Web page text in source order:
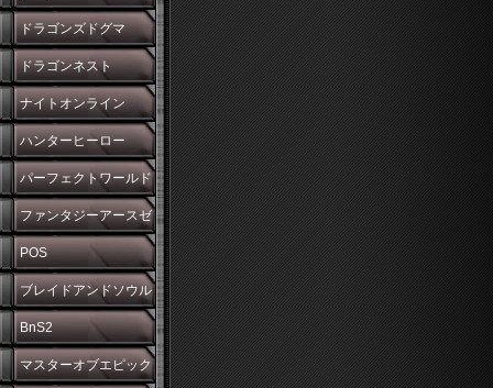
ドラゴンズドグマ
ドラゴンネスト
ナイトオンライン
ハンターヒーロー
パーフェクトワールド
ファンタジーアースゼ
ロ
POS
ブレイドアンドソウル
BnS2
マスターオブエピック